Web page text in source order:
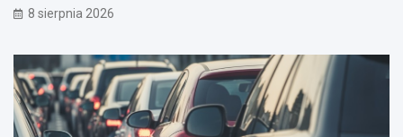
8 sierpnia 2026